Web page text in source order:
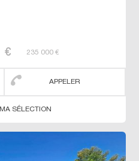
235 000 €
APPELER
SÉLECTION